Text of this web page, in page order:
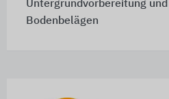
Untergrundvorbereitung
Bodenbelägen